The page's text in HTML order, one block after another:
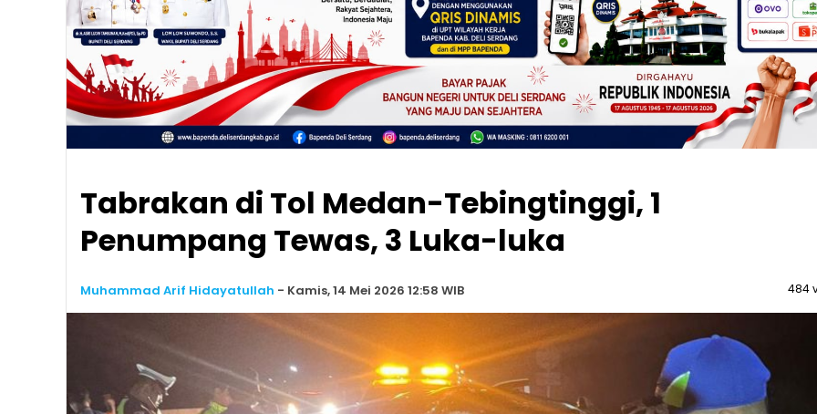
Tabrakan di Tol Medan-Tebingtinggi, 1
Penumpang Tewas, 3 Luka-luka
Muhammad Arif Hidayatullah - Kamis, 14 Mei 2026 12:58 WIB 484